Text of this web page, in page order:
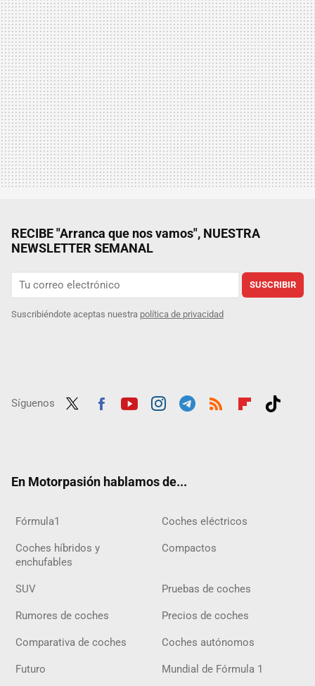
RECIBE "Arranca que nos vamos", NUESTRA
NEWSLETTER SEMANAL
SUSCRIBIR
Suscribiéndote aceptas nuestra política de privacidad
Síguenos
En Motorpasión hablamos de...
Fórmula1 Coches eléctricos
Coches híbridos y
enchufables
Compactos
SUV Pruebas de coches
Rumores de coches Precios de coches
Comparativa de coches Coches autónomos
Futuro Mundial de Fórmula 1